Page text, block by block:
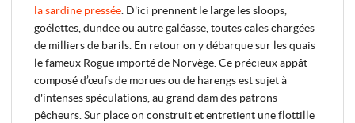
la sardine pressée . D'ici prennent le large les sloops,
goélettes, dundee ou autre galéasse, toutes cales chargées
de milliers de barils. En retour on y débarque sur les quais
le fameux Rogue importé de Norvège. Ce précieux appât
composé d’œufs de morues ou de harengs est sujet à
d'intenses spéculations, au grand dam des patrons
pêcheurs. Sur place on construit et entretient une flottille